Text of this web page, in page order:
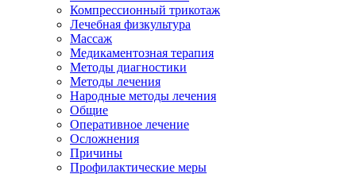
Компрессионный трикотаж
Лечебная физкультура
Массаж
Медикаментозная терапия
Методы диагностики
Методы лечения
Народные методы лечения
Общие
Оперативное лечение
Осложнения
Причины
Профилактические меры